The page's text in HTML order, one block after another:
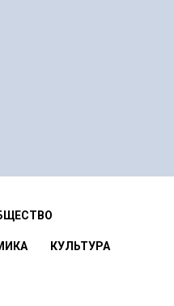
КУЛЬТУРА